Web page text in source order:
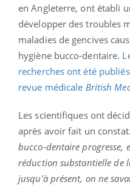
en Angleterre, ont établi
développer des troubles
maladies de gencives
hygiène bucco-dentaire.
recherches ont été
revue médicale British
Les scientifiques ont
après avoir fait un constat.
bucco-dentaire progresse,
réduction substantielle de
jusqu'à présent, on ne